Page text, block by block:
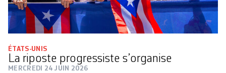
ÉTATS-UNIS
La riposte progressiste s’organise
MERCREDI 24 JUIN 2026